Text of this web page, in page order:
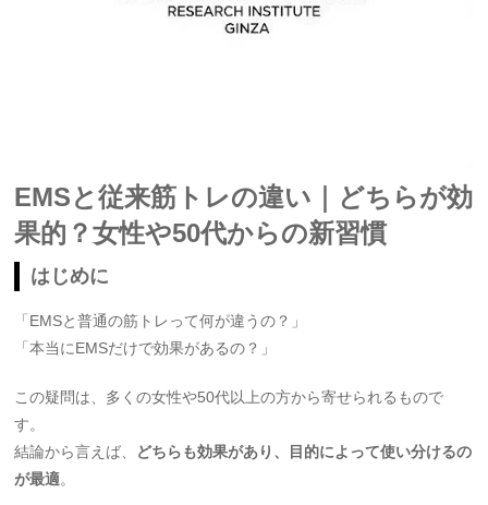
EMSと従来筋トレの違い｜どちらが効
果的？女性や50代からの新習慣
はじめに
「EMSと普通の筋トレって何が違うの？」
「本当にEMSだけで効果があるの？」
この疑問は、多くの女性や50代以上の方から寄せられるもので
す。
結論から言えば、 どちらも効果があり、目的によって使い分けるの
が最適。